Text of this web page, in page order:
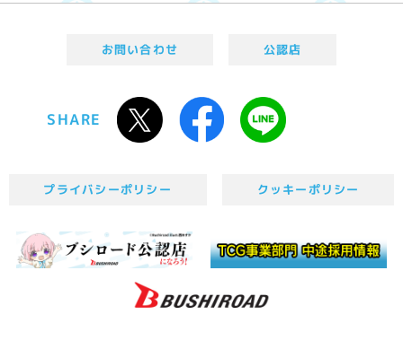
お問い合わせ 公認店
SHARE
プライバシーポリシー クッキーポリシー